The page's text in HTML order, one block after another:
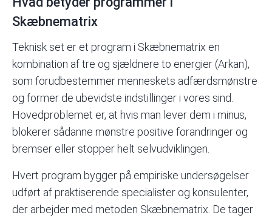
Skæbnematrix
Teknisk set er et program i Skæbnematrix en
kombination af tre og sjældnere to energier (Arkan),
som forudbestemmer menneskets adfærdsmønstre
og former de ubevidste indstillinger i vores sind.
Hovedproblemet er, at hvis man lever dem i minus,
blokerer sådanne mønstre positive forandringer og
bremser eller stopper helt selvudviklingen.
Hvert program bygger på empiriske undersøgelser
udført af praktiserende specialister og konsulenter,
der arbejder med metoden Skæbnematrix . De tager